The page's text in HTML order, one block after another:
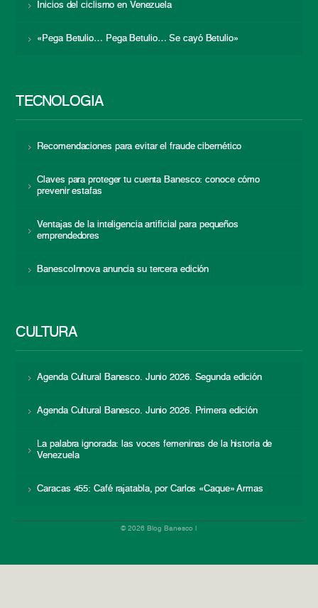
Inicios del ciclismo en Venezuela
«Pega Betulio… Pega Betulio… Se cayó Betulio»
TECNOLOGÍA
Recomendaciones para evitar el fraude cibernético
Claves para proteger tu cuenta Banesco: conoce cómo
prevenir estafas
Ventajas de la inteligencia artificial para pequeños
emprendedores
BanescoInnova anuncia su tercera edición
CULTURA
Agenda Cultural Banesco. Junio 2026. Segunda edición
Agenda Cultural Banesco. Junio 2026. Primera edición
La palabra ignorada: las voces femeninas de la historia de
Venezuela
Caracas 455: Café rajatabla, por Carlos «Caque» Armas
© 2026 Blog Banesco |